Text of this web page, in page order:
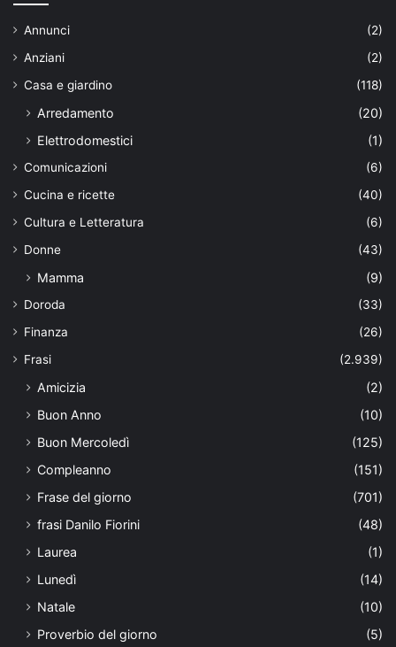
Annunci
(2)
Anziani
(2)
Casa e giardino
(118)
Arredamento
(20)
Elettrodomestici
(1)
Comunicazioni
(6)
Cucina e ricette
(40)
Cultura e Letteratura
(6)
Donne
(43)
Mamma (9)
Doroda
(33)
Finanza
(26)
Frasi
(2.939)
Amicizia
(2)
Buon Anno
(10)
Buon Mercoledì
(125)
Compleanno
(151)
Frase del giorno
(701)
frasi Danilo Fiorini
(48)
Laurea
(1)
Lunedì
(14)
Natale
(10)
Proverbio del giorno
(5)